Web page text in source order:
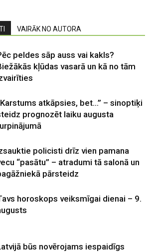
VAIRĀK NO AUTORA
peldes sāp auss vai kakls?
kļūdas vasarā un kā no tām
atkāpsies, bet…” – sinoptiķi
prognozēt laiku augusta
policisti drīz vien pamana
“pasātu” – atradumi tā salonā un
pārsteidz
horoskops veiksmīgai dienai – 9.
būs novērojams iespaidīgs